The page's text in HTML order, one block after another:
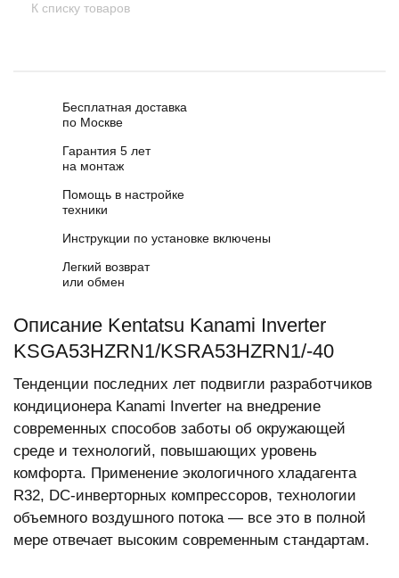
К списку товаров
Бесплатная доставка
по Москве
Гарантия 5 лет
на монтаж
Помощь в настройке
техники
Инструкции по установке включены
Легкий возврат
или обмен
Описание Kentatsu Kanami Inverter
KSGA53HZRN1/KSRA53HZRN1/-40
Тенденции последних лет подвигли разработчиков
кондиционера Kanami Inverter на внедрение
современных способов заботы об окружающей
среде и технологий, повышающих уровень
комфорта. Применение экологичного хладагента
R32, DC-инверторных компрессоров, технологии
объемного воздушного потока — все это в полной
мере отвечает высоким современным стандартам.